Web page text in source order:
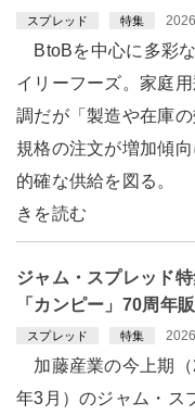
スプレッド 特集
BtoBを中心に多彩
イリーフーズ。家庭
調だが「製造や在庫
規格の注文が増加傾
的確な供給を図る。
きを読む
ジャム・スプレッド
「カンピー」70周年
スプレッド 特集
加藤産業の今上期
年3月）のジャム・ス